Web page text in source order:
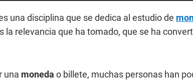
una disciplina que se dedica al estudio de
la relevancia que ha tomado, que se ha
una moneda o billete, muchas personas han